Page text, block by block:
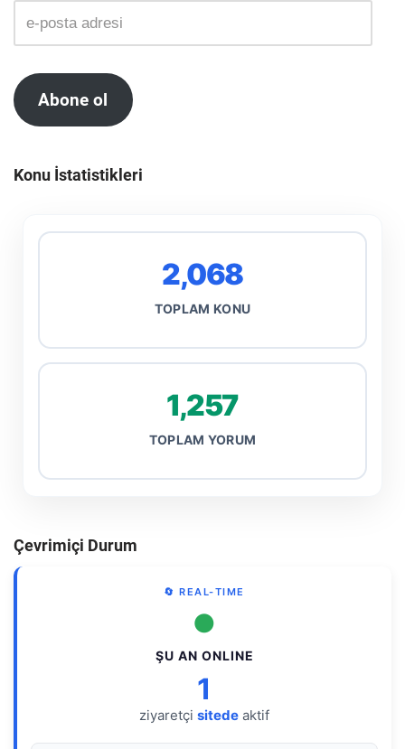
Abone ol
Konu İstatistikleri
2,068
TOPLAM KONU
1,257
TOPLAM YORUM
Çevrimiçi Durum
🔄 REAL-TIME
●
ŞU AN ONLINE
1
ziyaretçi sitede aktif